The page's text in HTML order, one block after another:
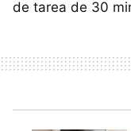
de tarea de 30